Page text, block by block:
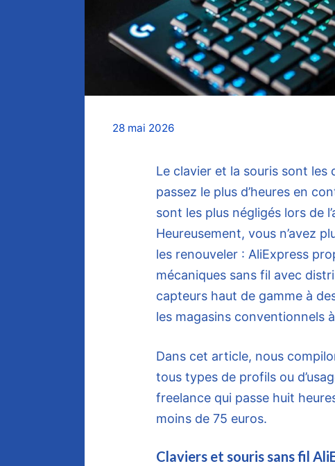
28 mai 2026
Le clavier et la souris sont les
passez le plus d’heures en
sont les plus négligés lors de
Heureusement, vous n’avez
les renouveler : AliExpress
mécaniques sans fil avec
capteurs haut de gamme à
les magasins conventionnels
Dans cet article, nous
tous types de profils ou
freelance qui passe huit
moins de 75 euros.
Claviers et souris sans fil